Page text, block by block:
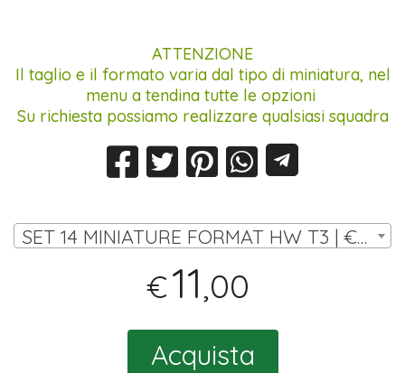
ATTENZIONE
Il taglio e il formato varia dal tipo di miniatura, nel
menu a tendina tutte le opzioni
Su richiesta possiamo realizzare qualsiasi squadra
SET 14 MINIATURE FORMAT HW T3 | € 11,00
€11,00
Acquista